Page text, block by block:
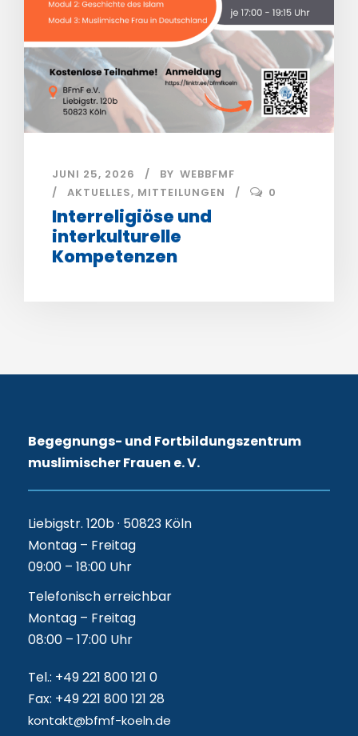
JUNI 25, 2026 BY WEBBFMF
AKTUELLES, MITTEILUNGEN 0
Interreligiöse und
interkulturelle
Kompetenzen
Begegnungs- und Fortbildungszentrum
muslimischer Frauen e. V.
Liebigstr. 120b · 50823 Köln
Montag – Freitag
09:00 – 18:00 Uhr
Telefonisch erreichbar
Montag – Freitag
08:00 – 17:00 Uhr
Tel.: +49 221 800 121 0
Fax: +49 221 800 121 28
kontakt@bfmf-koeln.de